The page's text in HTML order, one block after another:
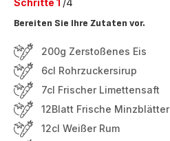
Schritte 1 /4
Bereiten Sie Ihre Zutaten vor.
200g Zerstoßenes Eis
6cl Rohrzuckersirup
7cl Frischer Limettensaft
12Blatt Frische Minzblätter
12cl Weißer Rum